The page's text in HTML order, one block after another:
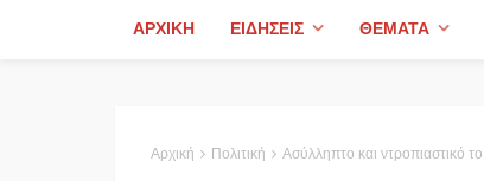
ΑΡΧΙΚΉ ΕΙΔΉΣΕΙΣ ΘΈΜΑΤΑ
Αρχική Πολιτική Ασύλληπτο και ντροπιαστικό το περιστατικό